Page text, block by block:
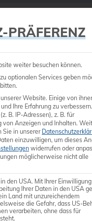
Frequenz-Bandbreite:
Bildfeld: 50 mm
PRÄFERENZ
weiter besuchen können.
optionalen Services geben
Website. Einige von
Ihre Erfahrung zu verbessern.
B. IP-Adressen), z. B. für
von Anzeigen und Inhalten.
Sie in unserer
einzuwilligen, um dieses
widerrufen oder
möglicherweise nicht alle
den USA. Mit Ihrer
Ihrer Daten in den USA
Land mit unzureichendem
die Gefahr, dass US-
verarbeiten, ohne dass für